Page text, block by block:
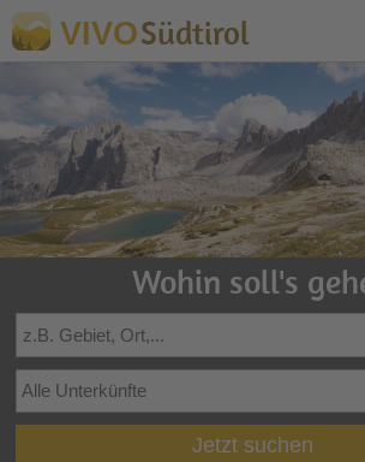
VIVOSüdtirol
Wohin soll's
Jetzt suchen